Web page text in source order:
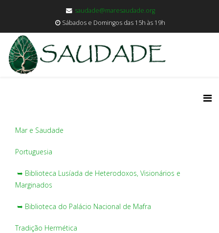
saudade@maresaudade.org
Sábados e Domingos das 15h às 19h
Mar e Saudade
Portuguesia
➥ Biblioteca Lusíada de Heterodoxos, Visionários e
Marginados
➥ Biblioteca do Palácio Nacional de Mafra
Tradição Hermética